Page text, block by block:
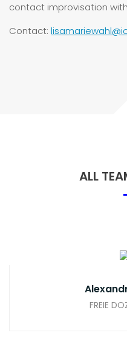
contact improvisation with
Contact:
ALL
FREIE